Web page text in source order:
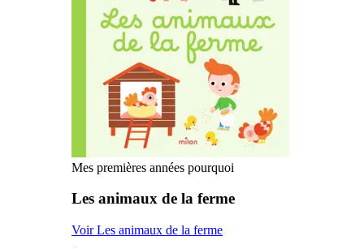
Mes premières années pourquoi
Les animaux de la ferme
Voir Les animaux de la ferme